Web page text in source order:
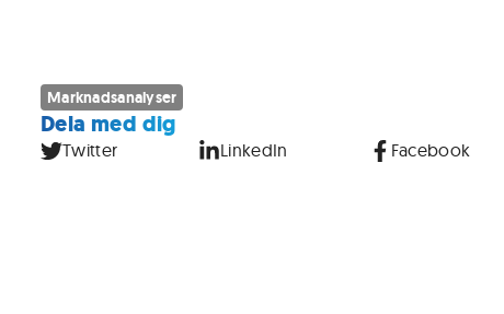
Marknadsanalyser
Dela med dig
Twitter LinkedIn Facebook